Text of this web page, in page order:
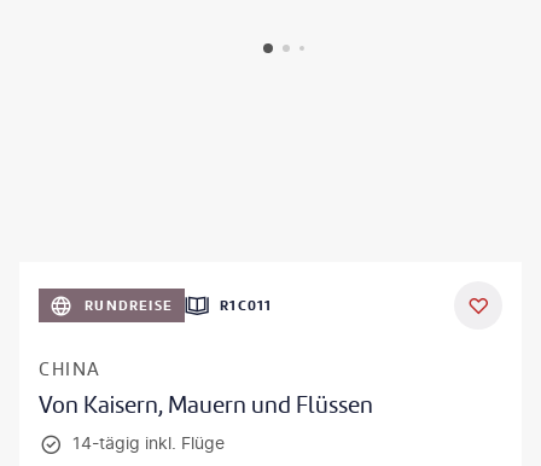
RUNDREISE R1C011
CHINA
Von Kaisern, Mauern und Flüssen
14-tägig inkl. Flüge